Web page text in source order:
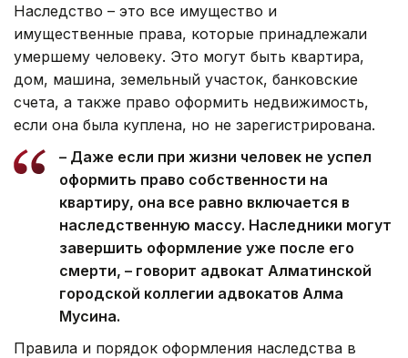
Наследство – это все имущество и
имущественные права, которые принадлежали
умершему человеку. Это могут быть квартира,
дом, машина, земельный участок, банковские
счета, а также право оформить недвижимость,
если она была куплена, но не зарегистрирована.
– Даже если при жизни человек не успел
оформить право собственности на
квартиру, она все равно включается в
наследственную массу. Наследники могут
завершить оформление уже после его
смерти, – говорит адвокат Алматинской
городской коллегии адвокатов Алма
Мусина.
Правила и порядок оформления наследства в